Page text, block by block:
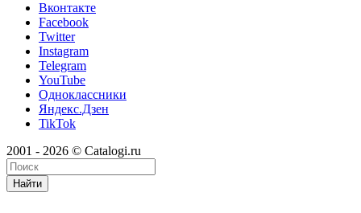
Вконтакте
Facebook
Twitter
Instagram
Telegram
YouTube
Одноклассники
Яндекс.Дзен
TikTok
2001 - 2026 © Catalogi.ru
Найти